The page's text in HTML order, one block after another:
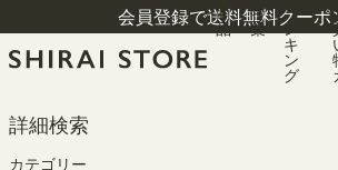
会員登録で送料無料クーポ
商
品
特
集
ラ
ン
キ
ン
グ
詳細検索
カテゴリー
HOME カテゴリー
テレビ台・ローボード ロータイプ
テレビ台 幅176cm 高さ34cm 75V型対応 TVボード